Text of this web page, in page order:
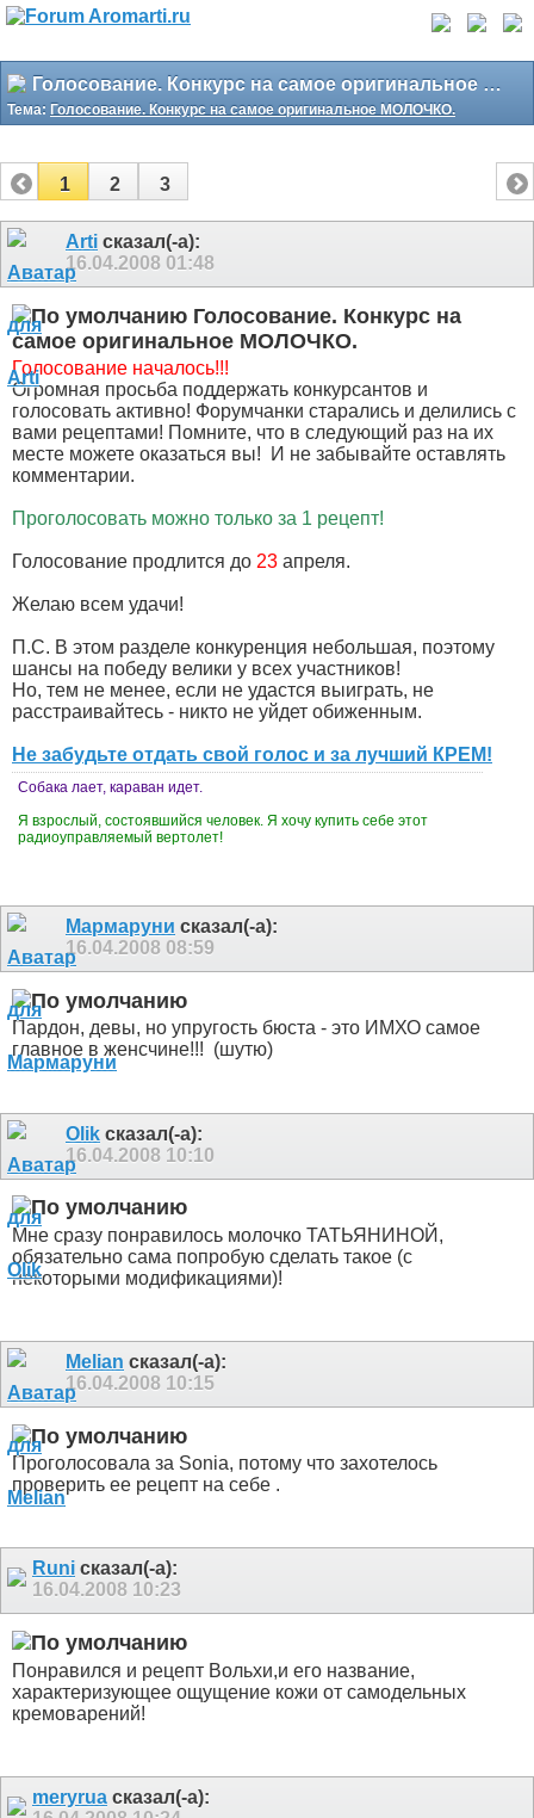
Голосование. Конкурс на самое оригинальное МОЛОЧКО.
Тема: Голосование. Конкурс на самое оригинальное МОЛОЧКО.
1 2 3
Arti сказал(-а):
16.04.2008 01:48
Голосование. Конкурс на
самое оригинальное МОЛОЧКО.
Голосование началось!!!
Огромная просьба поддержать конкурсантов и
голосовать активно! Форумчанки старались и делились с
вами рецептами! Помните, что в следующий раз на их
месте можете оказаться вы!
И не забывайте оставлять
комментарии.
Проголосовать можно только за 1 рецепт!
Голосование продлится до 23 апреля.
Желаю всем удачи!
П.С. В этом разделе конкуренция небольшая, поэтому
шансы на победу велики у всех участников!
Но, тем не менее, если не удастся выиграть, не
расстраивайтесь - никто не уйдет обиженным.
Не забудьте отдать свой голос и за лучший КРЕМ!
Собака лает, караван идет.
Я взрослый, состоявшийся человек. Я хочу купить себе этот
радиоуправляемый вертолет!
Мармаруни сказал(-а):
16.04.2008 08:59
Пардон, девы, но упругость бюста - это ИМХО самое
главное в женсчине!!! (шутю)
Olik сказал(-а):
16.04.2008 10:10
Мне сразу понравилось молочко ТАТЬЯНИНОЙ,
обязательно сама попробую сделать такое (с
некоторыми модификациями)!
Melian сказал(-а):
16.04.2008 10:15
Проголосовала за Sonia, потому что захотелось
проверить ее рецепт на себе .
Runi сказал(-а):
16.04.2008 10:23
Понравился и рецепт Вольхи,и его название,
характеризующее ощущение кожи от самодельных
кремоварений!
meryrua сказал(-а):